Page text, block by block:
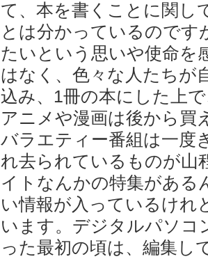
て、本を書くことに関し
とは分かっているのです
たいという思いや使命を
はなく、色々な人たちが
込み、1冊の本にした上
アニメや漫画は後から買
バラエティー番組は一度
れ去られているものが山
イトなんかの特集がある
い情報が入っているけれ
います。デジタルパソコ
った最初の頃は、編集し